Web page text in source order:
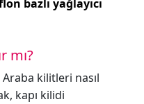
bazlı yağlayıcı
mı?
Araba kilitleri nasıl
kapı kilidi